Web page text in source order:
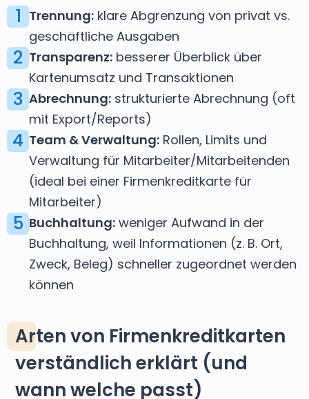
1 Trennung: klare Abgrenzung von privat vs.
geschäftliche Ausgaben
2 Transparenz: besserer Überblick über
Kartenumsatz und Transaktionen
3 Abrechnung: strukturierte Abrechnung (oft
mit Export/Reports)
4 Team & Verwaltung: Rollen, Limits und
Verwaltung für Mitarbeiter/Mitarbeitenden
(ideal bei einer Firmenkreditkarte für
Mitarbeiter)
5 Buchhaltung: weniger Aufwand in der
Buchhaltung, weil Informationen (z. B. Ort,
Zweck, Beleg) schneller zugeordnet werden
können
Arten von Firmenkreditkarten
verständlich erklärt (und
wann welche passt)